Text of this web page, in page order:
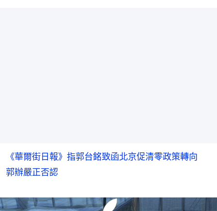
《華爾街日報》指郭台銘致函北京促清零政策轉向
郭辦嚴正否認